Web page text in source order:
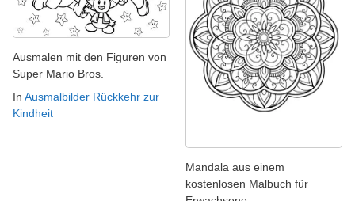
Ausmalen mit den Figuren von
Super Mario Bros.
In Ausmalbilder Rückkehr zur
Kindheit
Mandala aus einem
kostenlosen Malbuch für